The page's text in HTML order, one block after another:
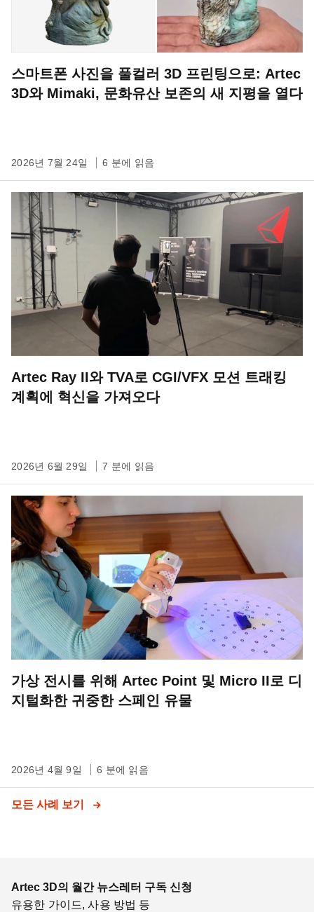
스마트폰 사진을 풀컬러 3D 프린팅으로: Artec
3D와 Mimaki, 문화유산 보존의 새 지평을 열다
2026년 7월 24일 6 분에 읽음
Artec Ray II와 TVA로 CGI/VFX 모션 트래킹
계획에 혁신을 가져오다
2026년 6월 29일 7 분에 읽음
가상 전시를 위해 Artec Point 및 Micro II로 디
지털화한 귀중한 스페인 유물
2026년 4월 9일 6 분에 읽음
모든 사례 보기
Artec 3D의 월간 뉴스레터 구독 신청
유용한 가이드, 사용 방법 등